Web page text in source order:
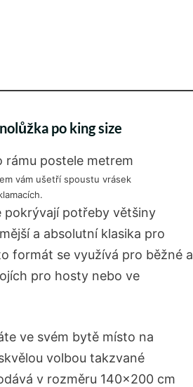
po king size
vám ušetří spoustu vrásek
pokrývají potřeby většiny
a absolutní klasika pro
formát se využívá pro běžné a
pro hosty nebo ve
ve svém bytě místo na
volbou takzvané
v rozměru 140×200 cm